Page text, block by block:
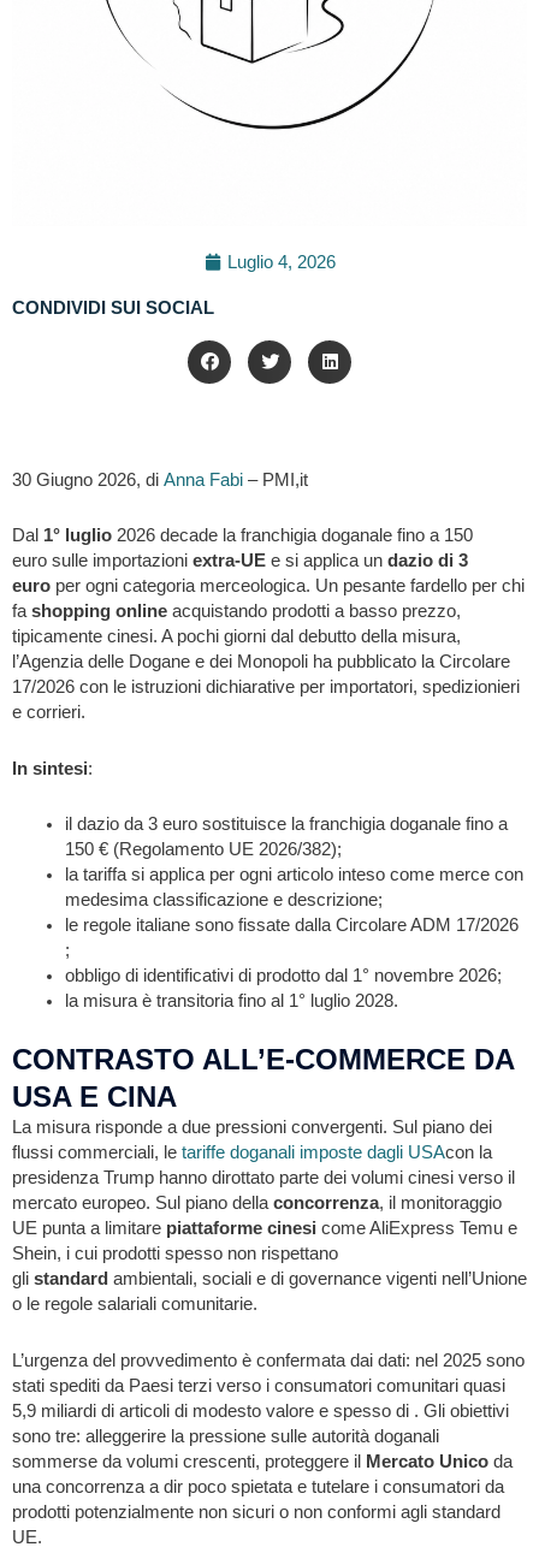
Luglio 4, 2026
CONDIVIDI SUI SOCIAL
30 Giugno 2026, di Anna Fabi – PMI,it
Dal 1° luglio 2026 decade la franchigia doganale fino a 150
euro sulle importazioni extra-UE e si applica un dazio di 3
euro per ogni categoria merceologica. Un pesante fardello per chi
fa shopping online acquistando prodotti a basso prezzo,
tipicamente cinesi. A pochi giorni dal debutto della misura,
l’Agenzia delle Dogane e dei Monopoli ha pubblicato la Circolare
17/2026 con le istruzioni dichiarative per importatori, spedizionieri
e corrieri.
In sintesi:
il dazio da 3 euro sostituisce la franchigia doganale fino a
150 € (Regolamento UE 2026/382);
la tariffa si applica per ogni articolo inteso come merce con
medesima classificazione e descrizione;
le regole italiane sono fissate dalla Circolare ADM 17/2026
;
obbligo di identificativi di prodotto dal 1° novembre 2026;
la misura è transitoria fino al 1° luglio 2028.
CONTRASTO ALL’E-COMMERCE DA
USA E CINA
La misura risponde a due pressioni convergenti. Sul piano dei
flussi commerciali, le tariffe doganali imposte dagli USAcon la
presidenza Trump hanno dirottato parte dei volumi cinesi verso il
mercato europeo. Sul piano della concorrenza, il monitoraggio
UE punta a limitare piattaforme cinesi come AliExpress Temu e
Shein, i cui prodotti spesso non rispettano
gli standard ambientali, sociali e di governance vigenti nell’Unione
o le regole salariali comunitarie.
L’urgenza del provvedimento è confermata dai dati: nel 2025 sono
stati spediti da Paesi terzi verso i consumatori comunitari quasi
5,9 miliardi di articoli di modesto valore e spesso di . Gli obiettivi
sono tre: alleggerire la pressione sulle autorità doganali
sommerse da volumi crescenti, proteggere il Mercato Unico da
una concorrenza a dir poco spietata e tutelare i consumatori da
prodotti potenzialmente non sicuri o non conformi agli standard
UE.